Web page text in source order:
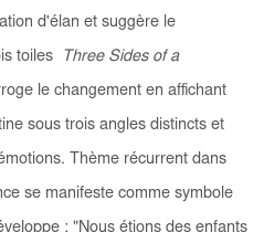
d'élan et suggère le
toiles Three Sides of a
le changement en affichant
sous trois angles distincts et
Thème récurrent dans
se manifeste comme symbole
: "Nous étions des enfants